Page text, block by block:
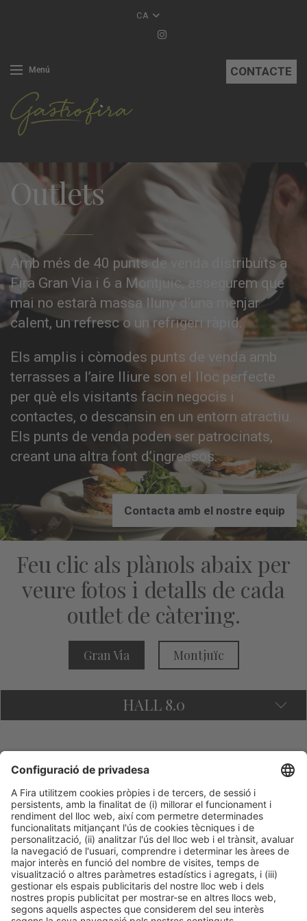
CA
Menú CONTACTE
Outlets
Amb més de 40 punts de venda distribuïts a
Fira Gran Via i 6 a Montjuic, assegurem que
mai no estarà massa lluny d’una menjar
calent, un refresc o un refrigeri ràpid.
Els amplis i còmodes punts de venda amb
terrasses a l’aire lliure son el lloc perfecte
per què els visitants facin negocis i
contactes, o descansin en un entorn atractiu.
Els punts de venda poden ser patrocinats,
creant una altra font d’ingressos.
Contacta amb el nostre equip
Feu clic als plànols abaix per
veure fotos i detalls de cada
outlet de càtering.
Gran Via Montjuïc
HALL 8.0
Hall 8.0